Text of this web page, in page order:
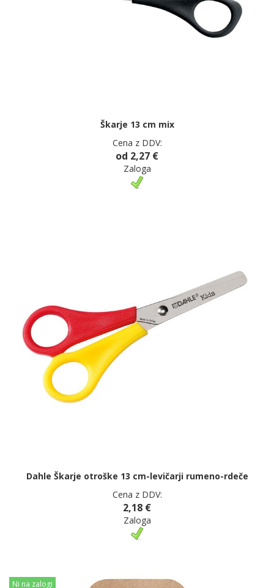
Škarje 13 cm mix
Cena z DDV:
od 2,27 €
Zaloga
Dahle Škarje otroške 13 cm-levičarji rumeno-rdeče
Cena z DDV:
2,18 €
Zaloga
Ni na zalogi